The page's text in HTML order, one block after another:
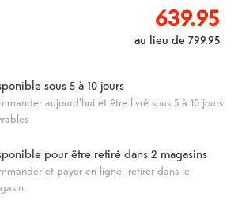
639.95
au lieu de799.95
sous 5 à 10 jours
aujourd'hui et être livré sous 5 à 10 jours
pour être retiré dans 2 magasins
et payer en ligne, retirer dans le